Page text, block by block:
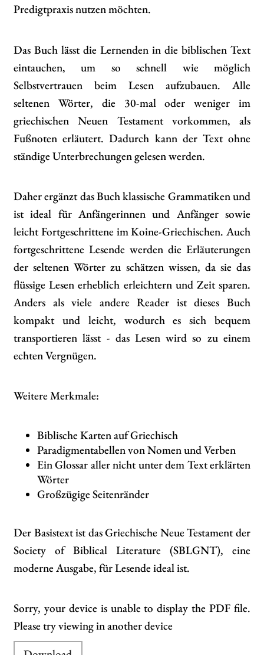
Predigtpraxis nutzen möchten.
Das Buch lässt die Lernenden in die biblischen Text
eintauchen, um so schnell wie möglich
Selbstvertrauen beim Lesen aufzubauen. Alle
seltenen Wörter, die 30-mal oder weniger im
griechischen Neuen Testament vorkommen, als
Fußnoten erläutert. Dadurch kann der Text ohne
ständige Unterbrechungen gelesen werden.
Daher ergänzt das Buch klassische Grammatiken und
ist ideal für Anfängerinnen und Anfänger sowie
leicht Fortgeschrittene im Koine-Griechischen. Auch
fortgeschrittene Lesende werden die Erläuterungen
der seltenen Wörter zu schätzen wissen, da sie das
flüssige Lesen erheblich erleichtern und Zeit sparen.
Anders als viele andere Reader ist dieses Buch
kompakt und leicht, wodurch es sich bequem
transportieren lässt - das Lesen wird so zu einem
echten Vergnügen.
Weitere Merkmale:
Biblische Karten auf Griechisch
Paradigmentabellen von Nomen und Verben
Ein Glossar aller nicht unter dem Text erklärten
Wörter
Großzügige Seitenränder
Der Basistext ist das Griechische Neue Testament der
Society of Biblical Literature (SBLGNT), eine
moderne Ausgabe, für Lesende ideal ist.
Sorry, your device is unable to display the PDF file.
Please try viewing in another device